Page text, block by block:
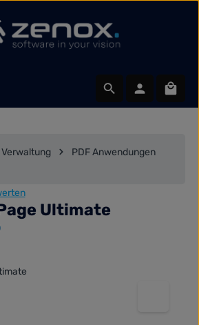
Verwaltung
PDF Anwendungen
von 0 von 5 Sternen
Ultimate